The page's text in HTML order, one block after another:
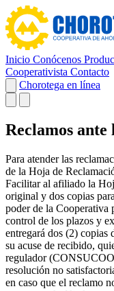
Inicio Conócenos
Cooperativista Contacto
Chorotega en línea
Reclamos
Para atender las
de la Hoja de
Facilitar al afiliado la
original y dos copias
poder de la Cooperativa
control de los plazos y
entregará dos (2)
su acuse de recibido,
regulador
resolución no
en caso que el reclamo